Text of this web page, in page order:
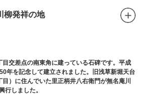
柳発祥の地
目交差点の南東角に建っている石碑です。平成
年を記念して建立されました。旧浅草新堀天台
）に住んでいた里正柄井八右衛門が無名庵川
行しました。